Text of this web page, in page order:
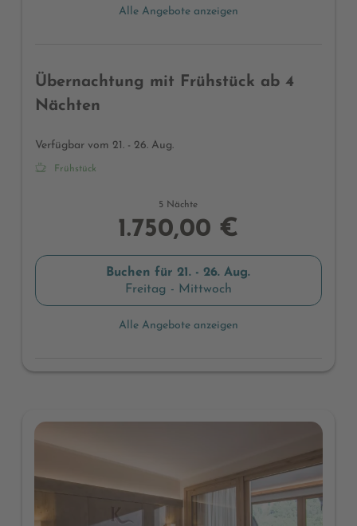
Alle Angebote anzeigen
Übernachtung mit Frühstück ab 4
Nächten
Verfügbar vom 21. - 26. Aug.
Frühstück
5 Nächte
1.750,00 €
Buchen für21. - 26. Aug.
Freitag - Mittwoch
Alle Angebote anzeigen